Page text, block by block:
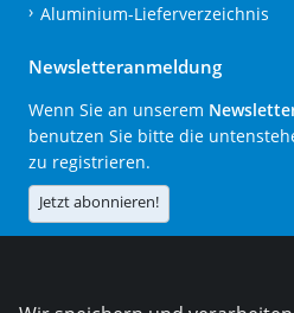
Aluminium-Lieferverzeichnis
Newsletteranmeldung
Wenn Sie an unserem
benutzen Sie bitte die
zu registrieren.
Jetzt abonnieren!
Die DVS Media GmbH ist